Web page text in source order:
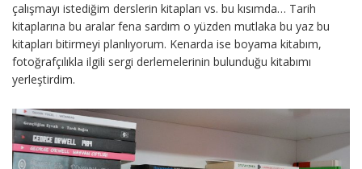
çalışmayı istediğim derslerin kitapları vs. bu kısımda… Tarih
kitaplarına bu aralar fena sardım o yüzden mutlaka bu yaz bu
kitapları bitirmeyi planlıyorum. Kenarda ise boyama kitabım,
fotoğrafçılıkla ilgili sergi derlemelerinin bulunduğu kitabımı
yerleştirdim.